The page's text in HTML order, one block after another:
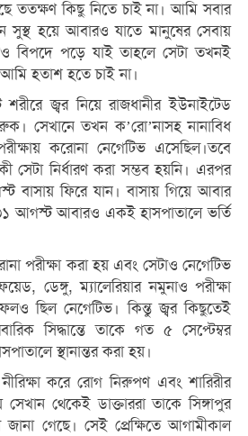
ততক্ষণ কিছু নি‌তে চাই না। আমি সবার
সুস্থ হয়ে আবারও যা‌তে মানু‌ষের সেবায়
বিপ‌দে প‌ড়ে যাই তাহ‌লে সেটা তখনই
হতাশ হ‌তে চাই না।
জ্বর নি‌য়ে রাজধানীর ইউনাইটেড
সেখা‌নে তখন ক‌’রো’নাসহ নানাবিধ
ক‌রোনা নে‌গে‌টিভ এসেছিল।ত‌বে
সেটা নির্ধারণ করা সম্ভব হয়‌নি। এরপর
বাসায় ফি‌রে যান। বাসায় গি‌য়ে আবার
আগস্ট আবারও একই হাসপাতালে ভর্তি
পরীক্ষা করা হয় এবং সেটাও নে‌গে‌টিভ
ডেঙ্গু, ম্যালেরিয়ার নমুনাও পরীক্ষা
ছিল নেগেটিভ। কিন্তু জ্বর কিছু‌তেই
সিদ্ধা‌ন্তে তা‌কে গত ৫ সেপ্টেম্বর
স্থানান্তর করা হয়।
ক‌রে রোগ নিরুপণ এবং শা‌রিরীর
সেখান থে‌কেই ডাক্তাররা তা‌কে সিঙ্গাপুর
গে‌ছে। সেই প্রে‌ক্ষি‌তে আগামীকাল